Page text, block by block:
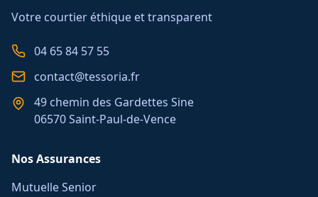
Votre courtier éthique et transparent
04 65 84 57 55
contact@tessoria.fr
49 chemin des Gardettes Sine
06570 Saint-Paul-de-Vence
Nos Assurances
Mutuelle Senior